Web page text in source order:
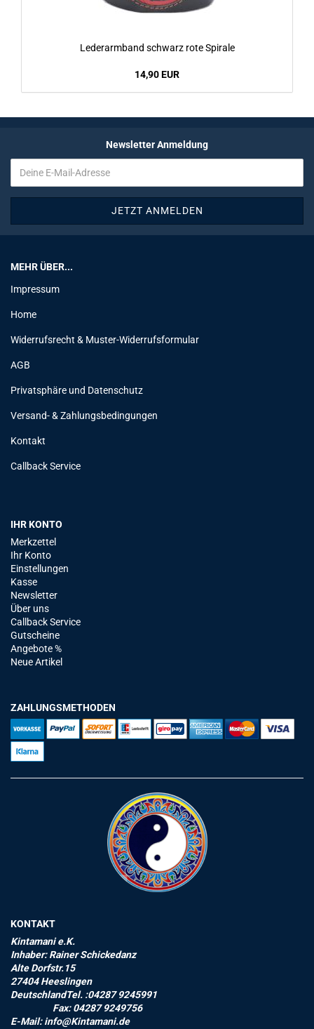
Le­der­arm­band schwarz rote Spi­ra­le
14,90 EUR
Newsletter Anmeldung
MEHR ÜBER...
Impressum
Home
Widerrufsrecht & Muster-Widerrufsformular
AGB
Privatsphäre und Datenschutz
Versand- & Zahlungsbedingungen
Kontakt
Callback Service
IHR KONTO
Merkzettel
Ihr Konto
Einstellungen
Kasse
Newsletter
Über uns
Callback Service
Gutscheine
Angebote %
Neue Artikel
ZAHLUNGSMETHODEN
KONTAKT
Kintamani e.K.
Inhaber: Rainer Schickedanz
Alte Dorfstr.15
27404 Heeslingen
DeutschlandTel. :04287 9245991
Fax: 04287 9249756
E-Mail: info@Kintamani.de